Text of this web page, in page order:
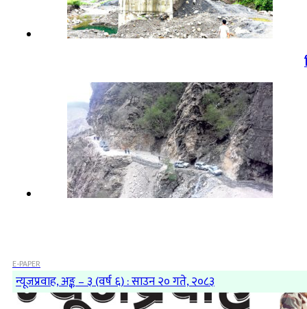
E-PAPER
न्यूजप्रवाह, अङ्क – ३ (वर्ष ६) : साउन २० गते, २०८३